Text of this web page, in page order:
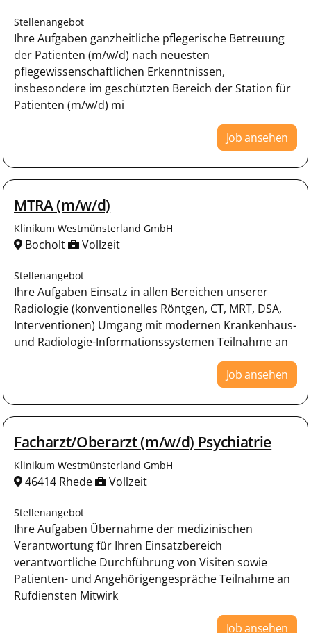
Stellenangebot
Ihre Aufgaben ganzheitliche pflegerische Betreuung
der Patienten (m/w/d) nach neuesten
pflegewissenschaftlichen Erkenntnissen,
insbesondere im geschützten Bereich der Station für
Patienten (m/w/d) mi
Job ansehen
MTRA (m/w/d)
Klinikum Westmünsterland GmbH
Bocholt Vollzeit
Stellenangebot
Ihre Aufgaben Einsatz in allen Bereichen unserer
Radiologie (konventionelles Röntgen, CT, MRT, DSA,
Interventionen) Umgang mit modernen Krankenhaus-
und Radiologie-Informationssystemen Teilnahme an
Job ansehen
Facharzt/Oberarzt (m/w/d) Psychiatrie
Klinikum Westmünsterland GmbH
46414 Rhede Vollzeit
Stellenangebot
Ihre Aufgaben Übernahme der medizinischen
Verantwortung für Ihren Einsatzbereich
verantwortliche Durchführung von Visiten sowie
Patienten- und Angehörigengespräche Teilnahme an
Rufdiensten Mitwirk
Job ansehen